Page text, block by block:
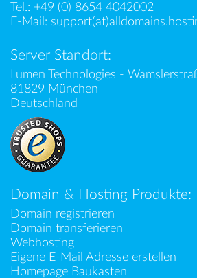
Tel.: +49 (0) 8654 4042002
E-Mail:
Server Standort:
Lumen Technologies -
81829 München
Deutschland
Domain & Hosting Produkte:
Domain registrieren
Domain transferieren
Webhosting
Eigene E-Mail Adresse erstellen
Homepage Baukasten